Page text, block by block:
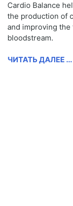
Cardio Balance
the production of
and improving
bloodstream.
ЧИТАТЬ ДАЛЕЕ ...